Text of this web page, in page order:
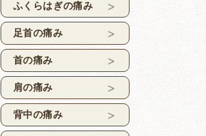
ふくらはぎの痛み
足首の痛み
首の痛み
肩の痛み
背中の痛み